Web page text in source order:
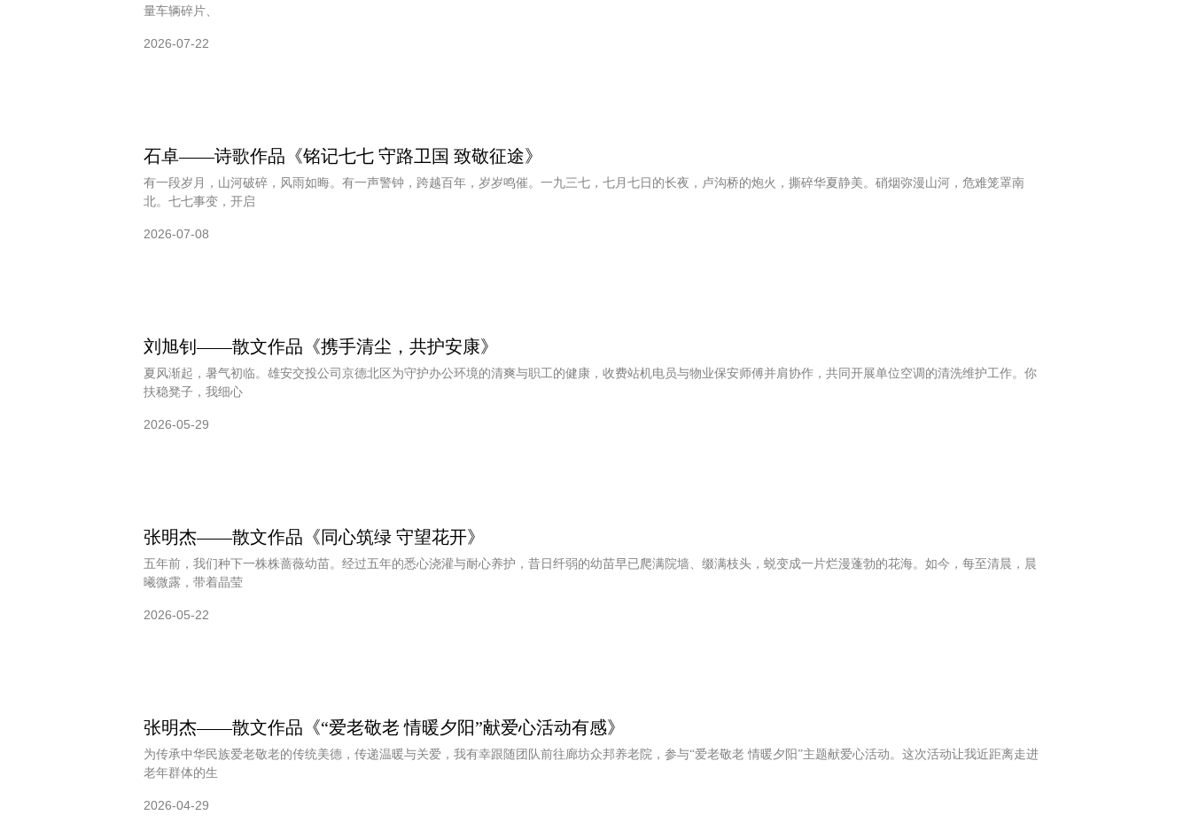
量车辆碎片、
2026-07-22
石卓——诗歌作品《铭记七七 守路卫国 致敬征途》
有一段岁月，山河破碎，风雨如晦。有一声警钟，跨越百年，岁岁鸣催。一九三七，七月七日的长夜，卢沟桥的炮火，撕碎华夏静美。硝烟弥漫山河，危难笼罩南
北。七七事变，开启
2026-07-08
刘旭钊——散文作品《携手清尘，共护安康》
夏风渐起，暑气初临。雄安交投公司京德北区为守护办公环境的清爽与职工的健康，收费站机电员与物业保安师傅并肩协作，共同开展单位空调的清洗维护工作。你
扶稳凳子，我细心
2026-05-29
张明杰——散文作品《同心筑绿 守望花开》
五年前，我们种下一株株蔷薇幼苗。经过五年的悉心浇灌与耐心养护，昔日纤弱的幼苗早已爬满院墙、缀满枝头，蜕变成一片烂漫蓬勃的花海。如今，每至清晨，晨
曦微露，带着晶莹
2026-05-22
张明杰——散文作品《“爱老敬老 情暖夕阳”献爱心活动有感》
为传承中华民族爱老敬老的传统美德，传递温暖与关爱，我有幸跟随团队前往廊坊众邦养老院，参与“爱老敬老 情暖夕阳”主题献爱心活动。这次活动让我近距离走进
老年群体的生
2026-04-29